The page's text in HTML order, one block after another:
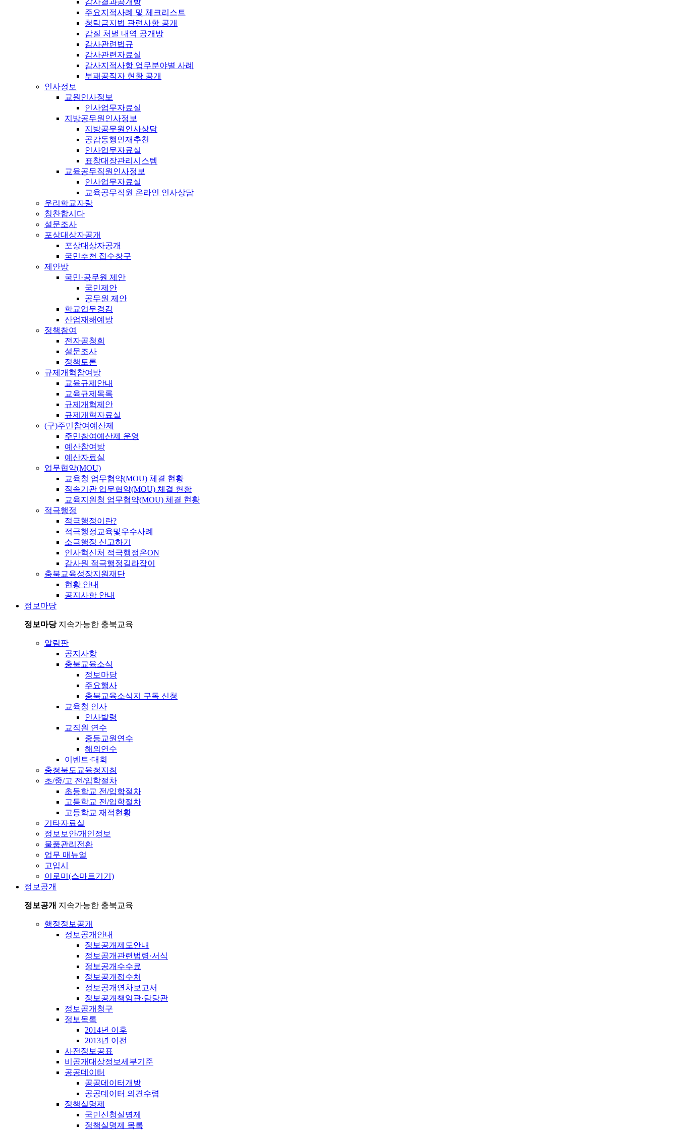
주요지적사례 및 체크리스트
청탁금지법 관련사항 공개
갑질 처벌 내역 공개방
감사관련법규
감사관련자료실
감사지적사항 업무분야별 사례
부패공직자 현황 공개
인사정보
교원인사정보
인사업무자료실
지방공무원인사정보
지방공무원인사상담
공감동행인재추천
인사업무자료실
표창대장관리시스템
교육공무직원인사정보
인사업무자료실
교육공무직원 온라인 인사상담
우리학교자랑
칭찬합시다
설문조사
포상대상자공개
포상대상자공개
국민추천 접수창구
제안방
국민·공무원 제안
국민제안
공무원 제안
학교업무경감
산업재해예방
정책참여
전자공청회
설문조사
정책토론
규제개혁참여방
교육규제안내
교육규제목록
규제개혁제안
규제개혁자료실
(구)주민참여예산제
주민참여예산제 운영
예산참여방
예산자료실
업무협약(MOU)
교육청 업무협약(MOU) 체결 현황
직속기관 업무협약(MOU) 체결 현황
교육지원청 업무협약(MOU) 체결 현황
적극행정
적극행정이란?
적극행정교육및우수사례
소극행정 신고하기
인사혁신처 적극행정온ON
감사원 적극행정길라잡이
충북교육성장지원재단
현황 안내
공지사항 안내
정보마당
정보마당 지속가능한 충북교육
알림판
공지사항
충북교육소식
정보마당
주요행사
충북교육소식지 구독 신청
교육청 인사
인사발령
교직원 연수
중등교원연수
해외연수
이벤트·대회
충청북도교육청지침
초/중/고 전/입학절차
초등학교 전/입학절차
고등학교 전/입학절차
고등학교 재적현황
기타자료실
정보보안/개인정보
물품관리전환
업무 매뉴얼
고입시
이로미(스마트기기)
정보공개
정보공개 지속가능한 충북교육
행정정보공개
정보공개안내
정보공개제도안내
정보공개관련법령·서식
정보공개수수료
정보공개접수처
정보공개연차보고서
정보공개책임관·담당관
정보공개청구
정보목록
2014년 이후
2013년 이전
사전정보공표
비공개대상정보세부기준
공공데이터
공공데이터개방
공공데이터 의견수렴
정책실명제
국민신청실명제
정책실명제 목록